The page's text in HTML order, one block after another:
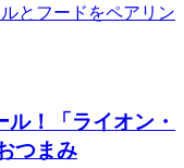
とフードをペアリン
！「ライオン・
つまみ